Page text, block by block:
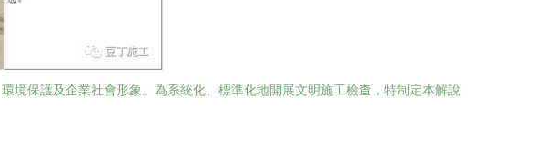
境保護及企業社會形象。為系統化、標準化地開展文明施工檢查，特制定本解說